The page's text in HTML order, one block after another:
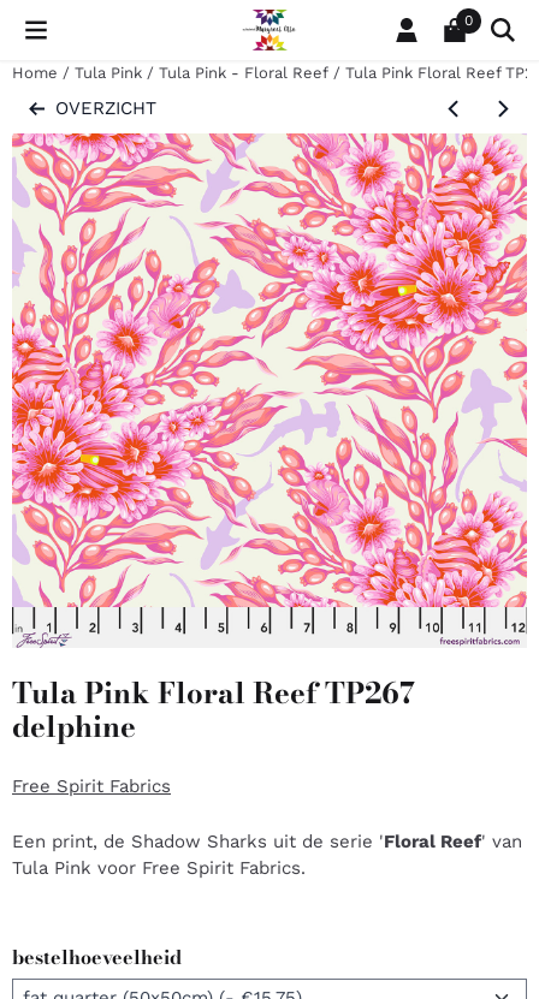
Cookievoorkeuren zijn momenteel gesloten. 0
Home / Tula Pink / Tula Pink - Floral Reef / Tula Pink Floral Reef
OVERZICHT
Tula Pink Floral Reef TP267
delphine
Free Spirit Fabrics
Een print, de Shadow Sharks uit de serie 'Floral Reef' van
Tula Pink voor Free Spirit Fabrics.
bestelhoeveelheid